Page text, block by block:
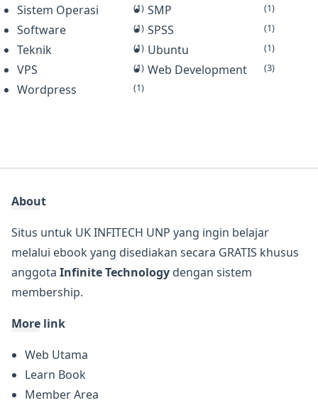
Sistem Operasi (1) SMP (1)
Software (1) SPSS (1)
Teknik (1) Ubuntu (1)
VPS (1) Web Development (3)
Wordpress (1)
About
Situs untuk UK INFITECH UNP yang ingin belajar
melalui ebook yang disediakan secara GRATIS khusus
anggota Infinite Technology dengan sistem
membership.
More link
Web Utama
Learn Book
Member Area